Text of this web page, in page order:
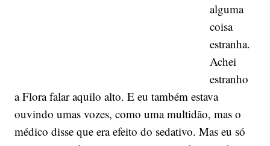
alguma
coisa
estranha.
Achei
estranho
a Flora falar aquilo alto. E eu também estava
ouvindo umas vozes, como uma multidão, mas o
médico disse que era efeito do sedativo. Mas eu só